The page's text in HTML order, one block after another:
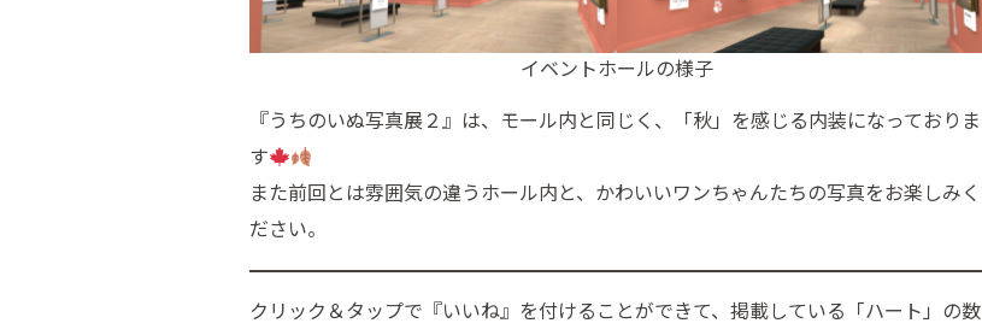
イベントホールの様子
『うちのいぬ写真展２』は、モール内と同じく、「秋」を感じる内装になっておりま
す
また前回とは雰囲気の違うホール内と、かわいいワンちゃんたちの写真をお楽しみく
ださい。
クリック＆タップで『いいね』を付けることができて、掲載している「ハート」の数